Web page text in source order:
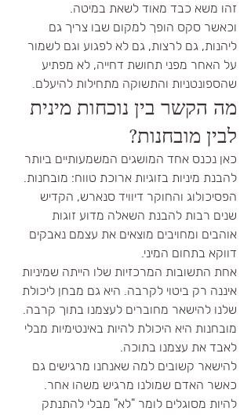
זהו משא כבד מאוד לשאת במיטה.
וכאשר סקס הופך למקום שבו צריך גם
ליהנות, גם לרצות, גם לא לפגוע וגם לשמור
על האחר מפני תחושת דחייה, לא מפתיע
שהספונטניות והתשוקה מתחילות להיעלם.
מה הקשר בין נוכחות מינית
לבין מובחנות?
כאן נכנס אחד המושגים המשמעותיים ביותר
להבנת מיניות בזוגיות ארוכת טווח: מובחנות.
הפסיכולוג והחוקר דיוויד סנארש, הקדיש
שנים רבות להבנת השאלה מדוע זוגות
אוהבים ומחויבים מוצאים את עצמם נאבקים
דווקא בתחום המיני.
אחת התשובות המרכזיות שלו הייתה שמיניות
איננה רק ביטוי לקרבה. היא גם מבחן ליכולת
שלנו להישאר מחוברים לעצמנו בתוך קרבה.
מובחנות היא היכולת להיות באינטימיות מבלי
לאבד את עצמנו בתוכה.
להישאר קשובים למה שאנחנו מרגישים גם
כאשר האדם שמולנו מרגיש משהו אחר.
להיות מסוגלים לומר "לא" מבלי להתנתק